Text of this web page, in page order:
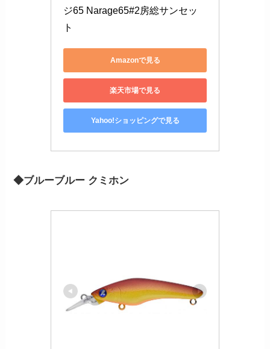
ジ65 Narage65#2房総サンセッ
ト
Amazonで見る
楽天市場で見る
Yahoo!ショッピングで見る
◆ブルーブルー クミホン